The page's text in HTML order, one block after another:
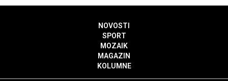
NOVOSTI
SPORT
MOZAIK
MAGAZIN
KOLUMNE